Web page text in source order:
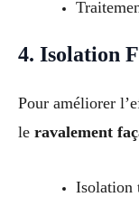
4. Isolation
Pour améliorer
le ravalement
Isolation